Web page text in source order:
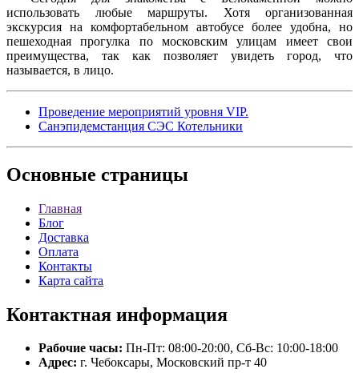
использовать любые маршруты. Хотя организованная
экскурсия на комфортабельном автобусе более удобна, но
пешеходная прогулка по московским улицам имеет свои
преимущества, так как позволяет увидеть город, что
называется, в лицо.
Проведение мероприятий уровня VIP.
Санэпидемстанция СЭС Котельники
Основные страницы
Главная
Блог
Доставка
Оплата
Контакты
Карта сайта
Контактная информация
Рабочие часы: Пн-Пт: 08:00-20:00, Сб-Вс: 10:00-18:00
Адрес: г. Чебоксары, Московский пр-т 40